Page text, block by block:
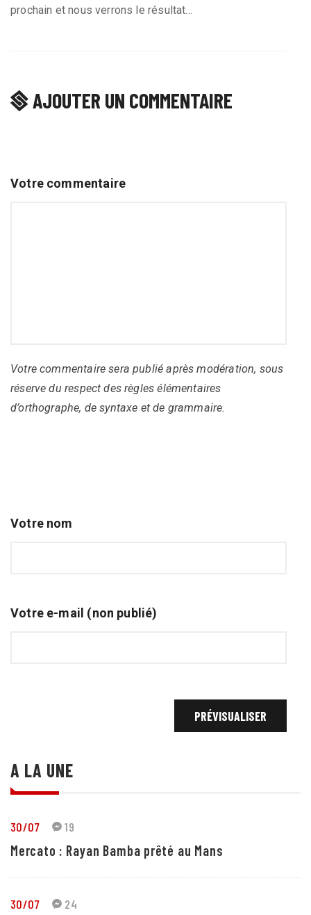
prochain et nous verrons le résultat…
AJOUTER UN COMMENTAIRE
Votre commentaire
Votre commentaire sera publié après modération, sous
réserve du respect des règles élémentaires
d’orthographe, de syntaxe et de grammaire.
Votre nom
Votre e-mail (non publié)
A LA UNE
30/07 19
Mercato : Rayan Bamba prêté au Mans
30/07 24